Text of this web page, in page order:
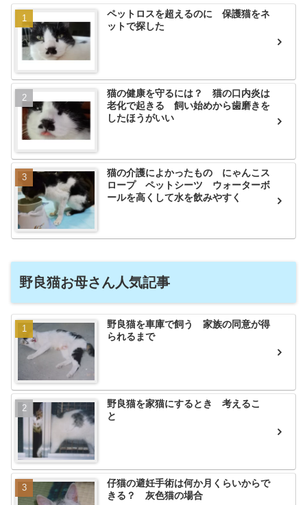
ペットロスを超えるのに 保護猫をネ
ットで探した
猫の健康を守るには？ 猫の口内炎は
老化で起きる 飼い始めから歯磨きを
したほうがいい
猫の介護によかったもの にゃんこス
ロープ ペットシーツ ウォーターボ
ールを高くして水を飲みやすく
野良猫お母さん人気記事
野良猫を車庫で飼う 家族の同意が得
られるまで
野良猫を家猫にするとき 考えるこ
と
仔猫の避妊手術は何か月くらいからで
きる？ 灰色猫の場合